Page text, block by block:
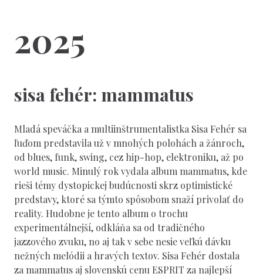
2025
sisa fehér: mammatus
Mladá speváčka a multiinštrumentalistka Sisa Fehér sa
ľuďom predstavila už v mnohých polohách a žánroch,
od blues, funk, swing, cez hip-hop, elektroniku, až po
world music. Minulý rok vydala album mammatus, kde
rieši témy dystopickej budúcnosti skrz optimistické
predstavy, ktoré sa týmto spôsobom snaží privolať do
reality. Hudobne je tento album o trochu
experimentálnejší, odkláňa sa od tradičného
jazzového zvuku, no aj tak v sebe nesie veľkú dávku
nežných melódii a hravých textov. Sisa Fehér dostala
za mammatus aj slovenskú cenu ESPRIT za najlepší